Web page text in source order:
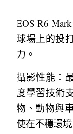
EOS R6
球場上的投
力。
攝影性能：
度學習技術
物、動物與
使在不穩環